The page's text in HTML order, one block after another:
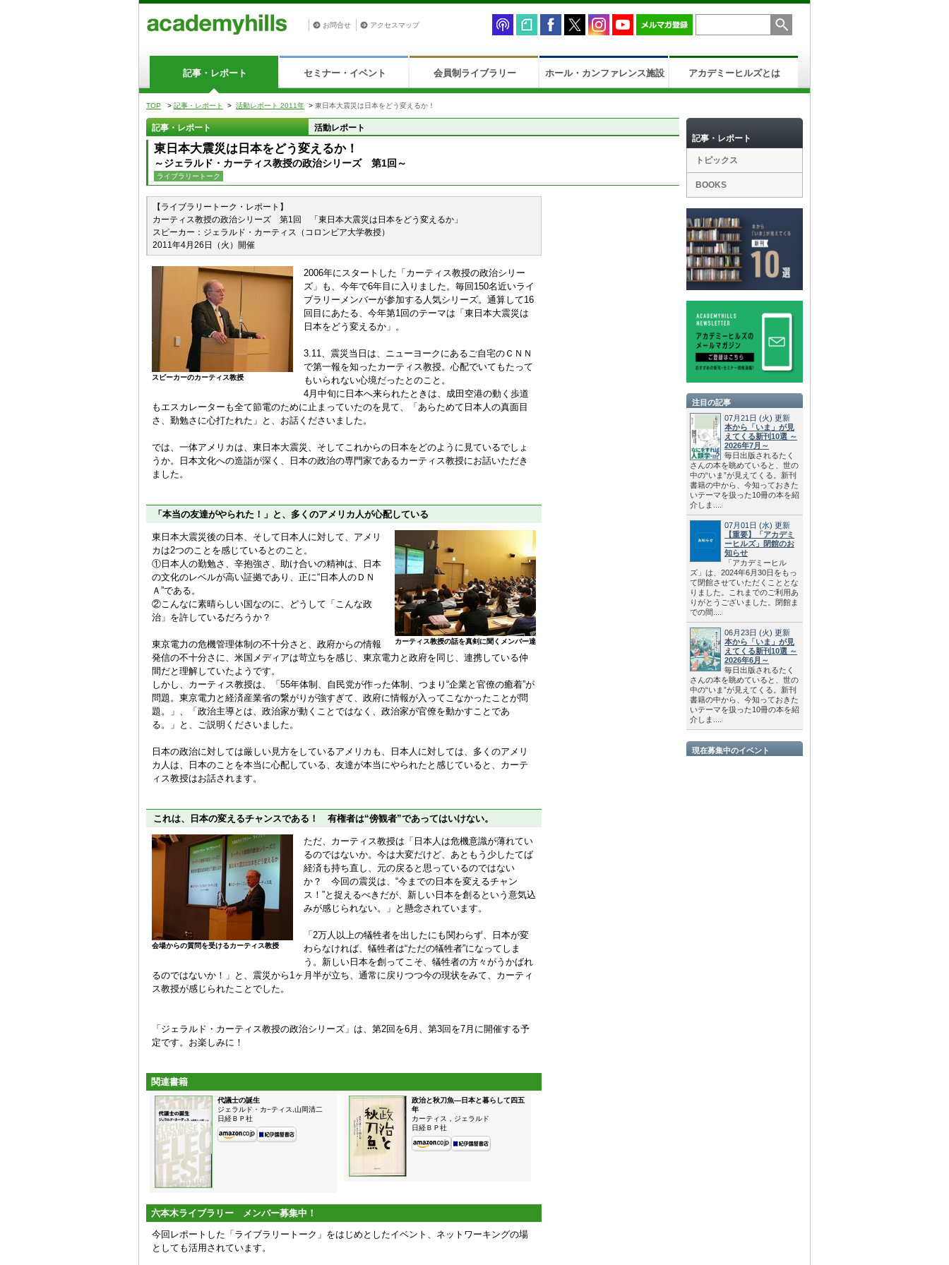
お問合せ アクセスマップ
記事・レポート セミナー・イベント 会員制ライブラリー ホール・カンファレンス施設 アカデミーヒルズとは
TOP > 記事・レポート > 活動レポート 2011年 > 東日本大震災は日本をどう変えるか！
記事・レポート 活動レポート
東日本大震災は日本をどう変えるか！
～ジェラルド・カーティス教授の政治シリーズ 第1回～
ライブラリートーク
【ライブラリートーク・レポート】
カーティス教授の政治シリーズ 第1回 「東日本大震災は日本をどう変えるか」
スピーカー：ジェラルド・カーティス（コロンビア大学教授）
2011年4月26日（火）開催
スピーカーのカーティス教授
2006年にスタートした「カーティス教授の政治シリー
ズ」も、今年で6年目に入りました。毎回150名近いライ
ブラリーメンバーが参加する人気シリーズ。通算して16
回目にあたる、今年第1回のテーマは「東日本大震災は
日本をどう変えるか」。
3.11、震災当日は、ニューヨークにあるご自宅のＣＮＮ
で第一報を知ったカーティス教授。心配でいてもたって
もいられない心境だったとのこと。
4月中旬に日本へ来られたときは、成田空港の動く歩道
もエスカレーターも全て節電のために止まっていたのを見て、「あらためて日本人の真面目
さ、勤勉さに心打たれた」と、お話くださいました。
では、一体アメリカは、東日本大震災、そしてこれからの日本をどのように見ているでしょ
うか。日本文化への造詣が深く、日本の政治の専門家であるカーティス教授にお話いただき
ました。
「本当の友達がやられた！」と、多くのアメリカ人が心配している
カーティス教授の話を真剣に聞くメンバー達
東日本大震災後の日本、そして日本人に対して、アメリ
カは2つのことを感じているとのこと。
①日本人の勤勉さ、辛抱強さ、助け合いの精神は、日本
の文化のレベルが高い証拠であり、正に“日本人のＤＮ
Ａ”である。
②こんなに素晴らしい国なのに、どうして「こんな政
治」を許しているだろうか？
東京電力の危機管理体制の不十分さと、政府からの情報
発信の不十分さに、米国メディアは苛立ちを感じ、東京電力と政府を同じ、連携している仲
間だと理解していたようです。
しかし、カーティス教授は、「55年体制、自民党が作った体制、つまり“企業と官僚の癒着”が
問題。東京電力と経済産業省の繋がりが強すぎて、政府に情報が入ってこなかったことが問
題。」、「政治主導とは、政治家が動くことではなく、政治家が官僚を動かすことであ
る。」と、ご説明くださいました。
日本の政治に対しては厳しい見方をしているアメリカも、日本人に対しては、多くのアメリ
カ人は、日本のことを本当に心配している、友達が本当にやられたと感じていると、カーテ
ィス教授はお話されます。
これは、日本の変えるチャンスである！ 有権者は“傍観者”であってはいけない。
会場からの質問を受けるカーティス教授
ただ、カーティス教授は「日本人は危機意識が薄れてい
るのではないか。今は大変だけど、あともう少したてば
経済も持ち直し、元の戻ると思っているのではない
か？ 今回の震災は、“今までの日本を変えるチャン
ス！”と捉えるべきだが、新しい日本を創るという意気込
みが感じられない。」と懸念されています。
「2万人以上の犠牲者を出したにも関わらず、日本が変
わらなければ、犠牲者は“ただの犠牲者”になってしま
う。新しい日本を創ってこそ、犠牲者の方々がうかばれ
るのではないか！」と、震災から1ヶ月半が立ち、通常に戻りつつ今の現状をみて、カーティ
ス教授が感じられたことでした。
「ジェラルド・カーティス教授の政治シリーズ」は、第2回を6月、第3回を7月に開催する予
定です。お楽しみに！
関連書籍
代議士の誕生
ジェラルド・カ−ティス,山岡清二
日経ＢＰ社
政治と秋刀魚—日本と暮らして四五
年
カーティス，ジェラルド
日経ＢＰ社
六本木ライブラリー メンバー募集中！
今回レポートした「ライブラリートーク」をはじめとしたイベント、ネットワーキングの場
としても活用されています。
記事・レポート
トピックス
BOOKS
注目の記事
07月21日 (火) 更新
本から「いま」が見
えてくる新刊10選 ～
2026年7月～
毎日出版されるたく
さんの本を眺めていると、世の
中の“いま”が見えてくる。新刊
書籍の中から、今知っておきた
いテーマを扱った10冊の本を紹
介しま....
07月01日 (水) 更新
【重要】「アカデミ
ーヒルズ」閉館のお
知らせ
「アカデミーヒル
ズ」は、2024年6月30日をもっ
て閉館させていただくこととな
りました。これまでのご利用あ
りがとうございました。閉館ま
での間....
06月23日 (火) 更新
本から「いま」が見
えてくる新刊10選 ～
2026年6月～
毎日出版されるたく
さんの本を眺めていると、世の
中の“いま”が見えてくる。新刊
書籍の中から、今知っておきた
いテーマを扱った10冊の本を紹
介しま....
現在募集中のイベント